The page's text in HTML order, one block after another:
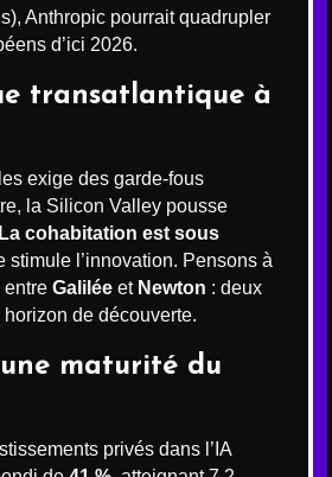
Anthropic pourrait quadrupler
d’ici 2026.
transatlantique à
exige des garde-fous
la Silicon Valley pousse
La cohabitation est sous
stimule l’innovation. Pensons à
entre Galilée et Newton : deux
de découverte.
maturité du
privés dans l’IA